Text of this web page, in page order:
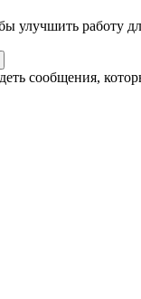
работу
сообщения,